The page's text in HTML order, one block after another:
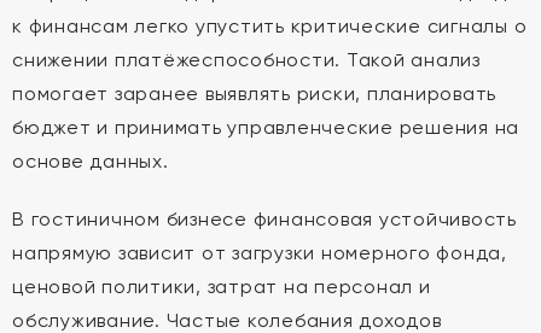
к финансам легко упустить критические сигналы о
снижении платёжеспособности. Такой анализ
помогает заранее выявлять риски, планировать
бюджет и принимать управленческие решения на
основе данных.
В гостиничном бизнесе финансовая устойчивость
напрямую зависит от загрузки номерного фонда,
ценовой политики, затрат на персонал и
обслуживание. Частые колебания доходов